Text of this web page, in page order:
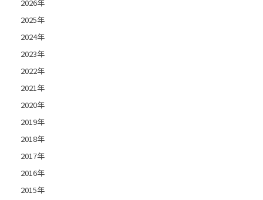
2026年
2025年
2024年
2023年
2022年
2021年
2020年
2019年
2018年
2017年
2016年
2015年